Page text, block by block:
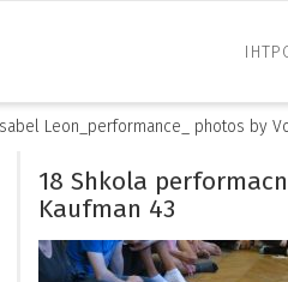
Leon_performance_ photos by
18 Shkola
Kaufman 43